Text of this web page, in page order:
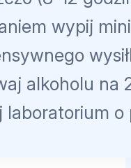
wypij
alkoholu na
laboratorium